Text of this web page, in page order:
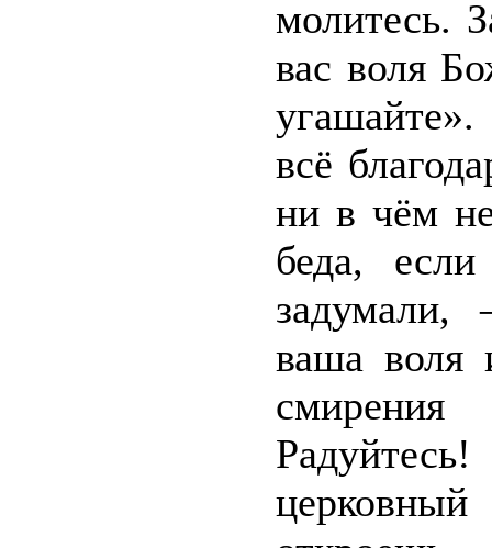
молитесь.
вас воля
угашайте».
всё
ни в чём
беда,
задумали,
ваша воля